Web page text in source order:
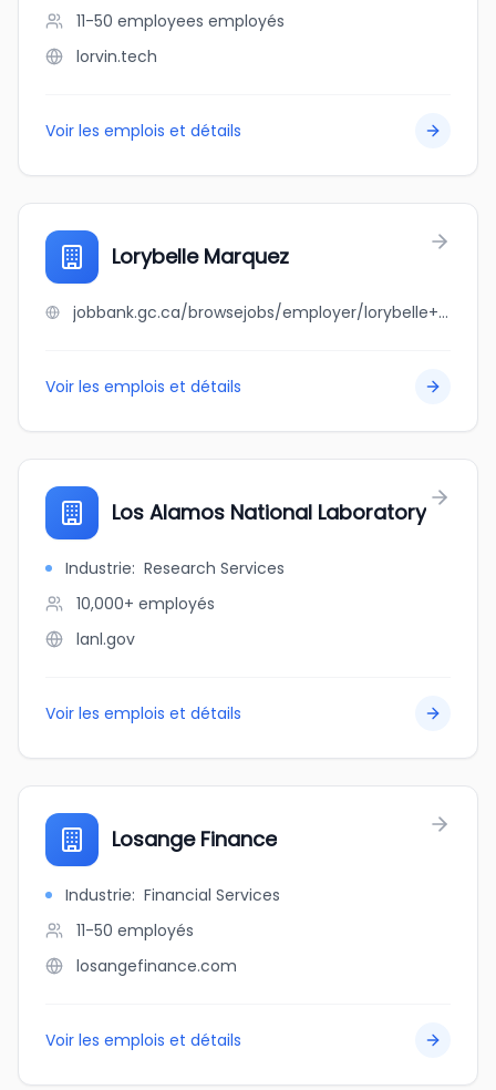
11-50 employees employés
lorvin.tech
Voir les emplois et détails
Lorybelle Marquez
jobbank.gc.ca/browsejobs/employer/lorybelle+marquez/ca
Voir les emplois et détails
Los Alamos National Laboratory
Industrie: Research Services
10,000+ employés
lanl.gov
Voir les emplois et détails
Losange Finance
Industrie: Financial Services
11-50 employés
losangefinance.com
Voir les emplois et détails